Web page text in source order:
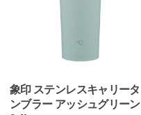
象印 ステンレスキャリータ
ンブラー アッシュグリーン